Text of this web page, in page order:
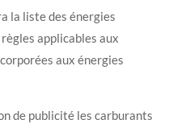
la liste des énergies
applicables aux
aux énergies
de publicité les carburants